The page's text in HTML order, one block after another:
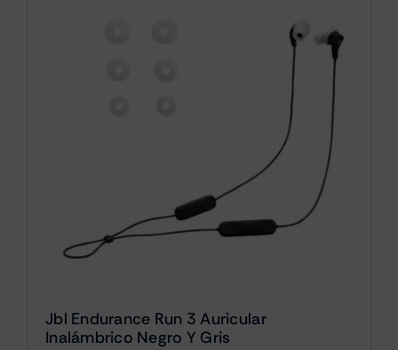
Jbl Endurance Run 3 Auricular
Inalámbrico Negro Y Gris